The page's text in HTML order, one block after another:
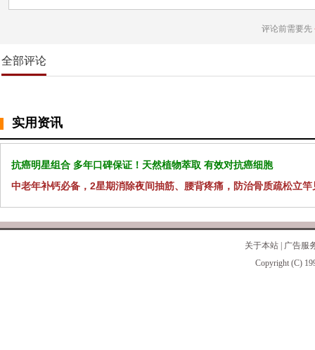
评论前需要先
全部评论
实用资讯
抗癌明星组合 多年口碑保证！天然植物萃取 有效对抗癌细胞
中老年补钙必备，2星期消除夜间抽筋、腰背疼痛，防治骨质疏松立竿
关于本站
广告服
Copyright (C)